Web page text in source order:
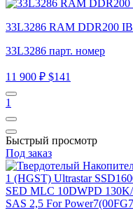
33L3286 RAM DDR200
33L3286 парт. номер
11 900 ₽ $141
1
Быстрый просмотр
Под заказ